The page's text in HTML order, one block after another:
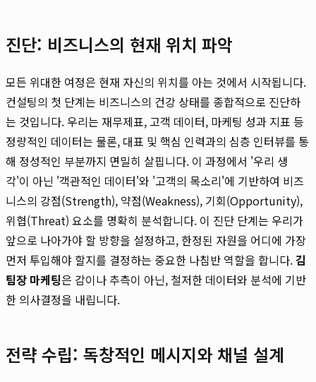
진단: 비즈니스의 현재 위치 파악
모든 위대한 여정은 현재 자신의 위치를 아는 것에서 시작됩니다.
컨설팅의 첫 단계는 비즈니스의 건강 상태를 종합적으로 진단하
는 것입니다. 우리는 재무제표, 고객 데이터, 마케팅 성과 지표 등
정량적인 데이터는 물론, 대표 및 핵심 인력과의 심층 인터뷰를 통
해 정성적인 부분까지 면밀히 살핍니다. 이 과정에서 '우리 생
각'이 아닌 '객관적인 데이터'와 '고객의 목소리'에 기반하여 비즈
니스의 강점(Strength), 약점(Weakness), 기회(Opportunity),
위협(Threat) 요소를 명확히 분석합니다. 이 진단 단계는 우리가
앞으로 나아가야 할 방향을 설정하고, 한정된 자원을 어디에 가장
먼저 투입해야 할지를 결정하는 중요한 나침반 역할을 합니다.김
팀장 마케팅은 감이나 추측이 아닌, 철저한 데이터와 분석에 기반
한 의사결정을 내립니다.
전략 수립: 독창적인 메시지와 채널 설계